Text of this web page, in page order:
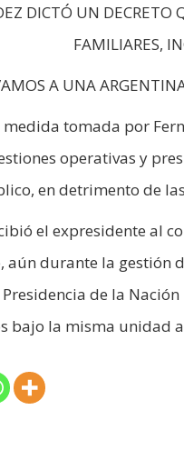
DICTÓ UN DECRETO
FAMILIARES,
A UNA
tomada por
operativas y
en detrimento de
el expresidente al
aún durante la gestión
de la
bajo la misma unidad